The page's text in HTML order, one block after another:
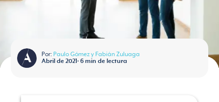
Por: Paulo Gómez y Fabián Zuluaga
Abril de 2021• 6min de lectura